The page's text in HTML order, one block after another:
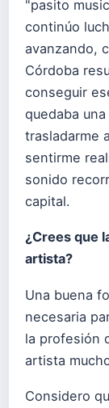
"pasito
continúo
avanzando,
Córdoba
conseguir
quedaba
trasladarme
sentirme
sonido
capital.
¿Crees que
artista?
Una buena
necesaria
la profesión
artista
Considero